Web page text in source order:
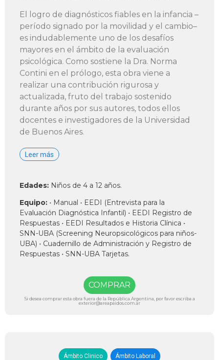
El logro de diagnósticos fiables en la infancia –
período signado por la movilidad y el cambio–
es indudablemente uno de los desafíos
mayores en el ámbito de la evaluación
psicológica. Como sostiene la Dra. Norma
Contini en el prólogo, esta obra viene a
realizar una contribución rigurosa y
actualizada, fruto del trabajo sostenido
durante años por sus autores, todos ellos
docentes e investigadores de la Universidad
de Buenos Aires.
Leer más
Edades: Niños de 4 a 12 años.
Equipo: • Manual • EEDI (Entrevista para la
Evaluación Diagnóstica Infantil) • EEDI Registro de
Respuestas • EEDI Resultados e Historia Clínica •
SNN-UBA (Screening Neuropsicológicos para niños-
UBA) • Cuadernillo de Administración y Registro de
Respuestas • SNN-UBA Tarjetas.
COMPRAR
Si desea comprar esta obra fuera de la República Argentina, por favor escriba a
exterior@areapaidos.com.ar
Ámbito Clinico Ámbito Laboral